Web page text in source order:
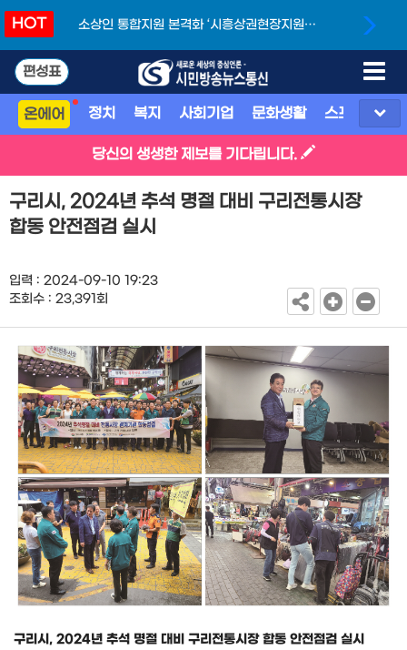
HOT
소상인 통합지원 본격화 ‘시흥상권현장지원단’
편성표
온에어 정치 복지 사회기업 문화생활 스포츠 지
당신의 생생한 제보를 기다립니다.
구리시, 2024년 추석 명절 대비 구리전통시장
합동 안전점검 실시
입력 : 2024-09-10 19:23
조회수 : 23,391회
구리시, 2024년 추석 명절 대비 구리전통시장 합동 안전점검 실시